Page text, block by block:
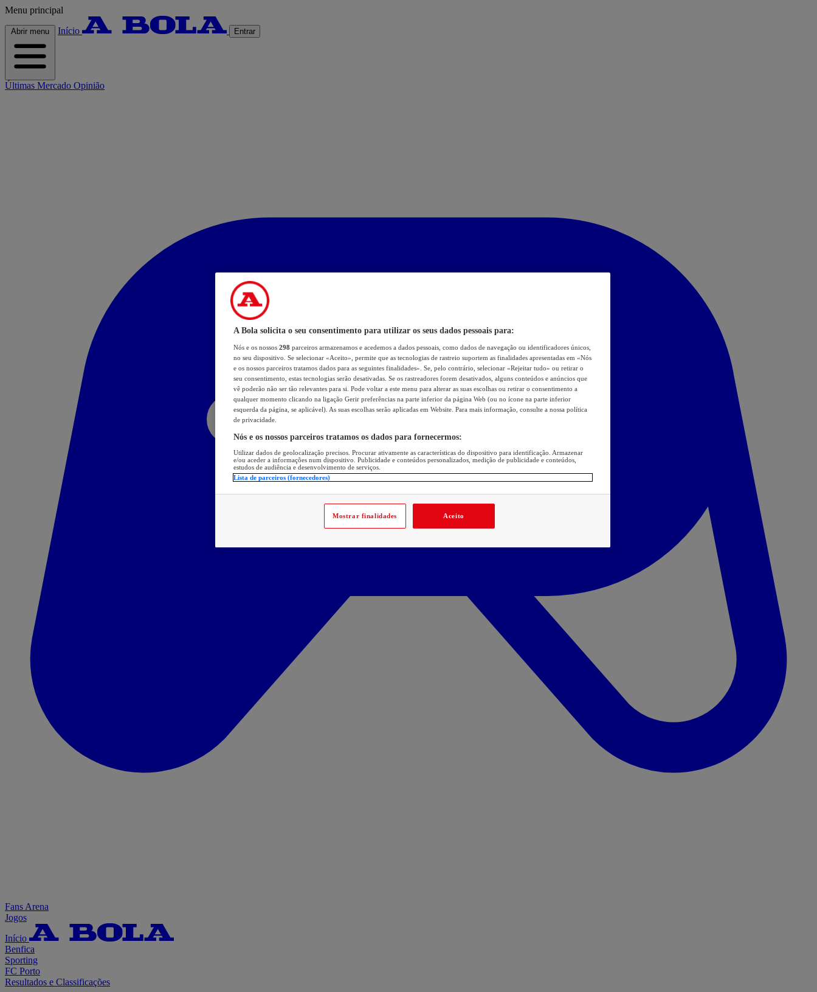
Menu principal
Abrir menu Início Entrar
Últimas Mercado Opinião
Fans Arena
Jogos
Início
Benfica
Sporting
FC Porto
Resultados e Classificações
A Bola solicita o seu consentimento para utilizar os seus dados pessoais para:
Nós e os nossos 298 parceiros armazenamos e acedemos a dados pessoais, como dados de navegação ou identificadores únicos,
no seu dispositivo. Se selecionar «Aceito», permite que as tecnologias de rastreio suportem as finalidades apresentadas em «Nós
e os nossos parceiros tratamos dados para as seguintes finalidades». Se, pelo contrário, selecionar «Rejeitar tudo» ou retirar o
seu consentimento, estas tecnologias serão desativadas. Se os rastreadores forem desativados, alguns conteúdos e anúncios que
vê poderão não ser tão relevantes para si. Pode voltar a este menu para alterar as suas escolhas ou retirar o consentimento a
qualquer momento clicando na ligação Gerir preferências na parte inferior da página Web (ou no ícone na parte inferior
esquerda da página, se aplicável). As suas escolhas serão aplicadas em Website. Para mais informação, consulte a nossa política
de privacidade.
Nós e os nossos parceiros tratamos os dados para fornecermos:
Utilizar dados de geolocalização precisos. Procurar ativamente as características do dispositivo para identificação. Armazenar
e/ou aceder a informações num dispositivo. Publicidade e conteúdos personalizados, medição de publicidade e conteúdos,
estudos de audiência e desenvolvimento de serviços.
Lista de parceiros (fornecedores)
Mostrar finalidades Aceito